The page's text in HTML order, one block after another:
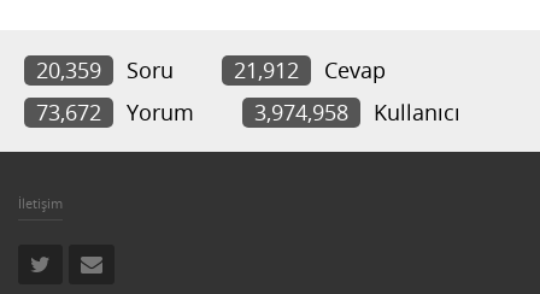
20,359 Soru 21,912
Cevap
73,672
Yorum 3,974,958 Kullanıcı
İletişim